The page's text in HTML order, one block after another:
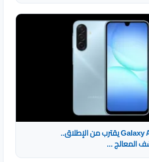
تسريب: هاتف Galaxy A18 يقترب من الإطلاق..